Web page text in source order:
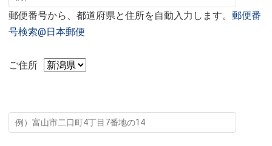
郵便番号から、都道府県と住所を自動入力します。 郵便番
号検索@日本郵便
ご住所